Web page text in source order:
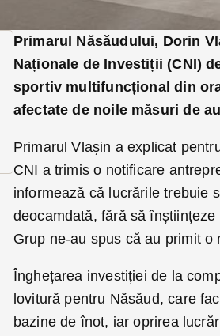
Primarul Năsăudului, Dorin
Naționale de Investiții (CNI)
sportiv multifuncțional din
afectate de noile măsuri de
Primarul Vlașin a explicat
CNI a trimis o notificare
informează că lucrările trebuie
deocamdată, fără să
Grup ne-au spus că au primit o
Înghețarea investiției de la
lovitură pentru Năsăud, care
bazine de înot, iar oprirea